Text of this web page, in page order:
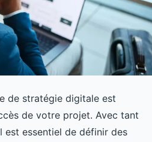
de stratégie digitale est
de votre projet. Avec tant
essentiel de définir des